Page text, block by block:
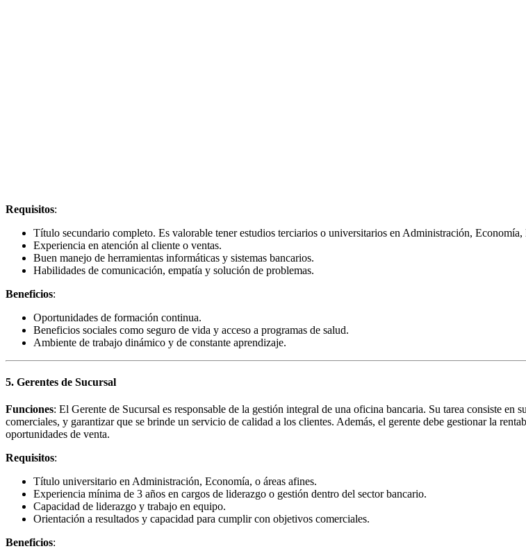
Requisitos:
Título secundario completo. Es valorable tener estudios terciarios o universitarios en Administración,
Experiencia en atención al cliente o ventas.
Buen manejo de herramientas informáticas y sistemas bancarios.
Habilidades de comunicación, empatía y solución de problemas.
Beneficios:
Oportunidades de formación continua.
Beneficios sociales como seguro de vida y acceso a programas de salud.
Ambiente de trabajo dinámico y de constante aprendizaje.
5. Gerentes de Sucursal
Funciones: El Gerente de Sucursal es responsable de la gestión integral de una oficina bancaria. Su tarea consiste
comerciales, y garantizar que se brinde un servicio de calidad a los clientes. Además, el gerente debe gestionar la
oportunidades de venta.
Requisitos:
Título universitario en Administración, Economía, o áreas afines.
Experiencia mínima de 3 años en cargos de liderazgo o gestión dentro del sector bancario.
Capacidad de liderazgo y trabajo en equipo.
Orientación a resultados y capacidad para cumplir con objetivos comerciales.
Beneficios: